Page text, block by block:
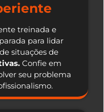
treinada e
para lidar
situações de
Confie em
seu problema